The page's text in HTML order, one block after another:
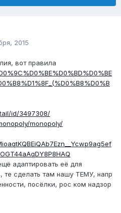
2015
вот правила
id/3497308/
monopoly/
адаптировать её для
те сделать там нашу ТЕМУ, напр
посёлки, рос ком надзор